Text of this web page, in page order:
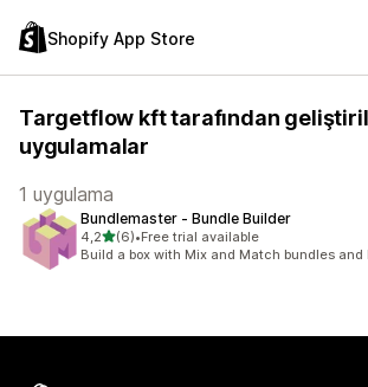
Shopify App Store
Targetflow kft tarafından
uygulamalar
1 uygulama
Bundlemaster ‑ Bundle Builder
4,25 yıldız üzerinden
(6)
toplam 6 değerlendirme
•Free trial available
Build a box with Mix and Match bundles and